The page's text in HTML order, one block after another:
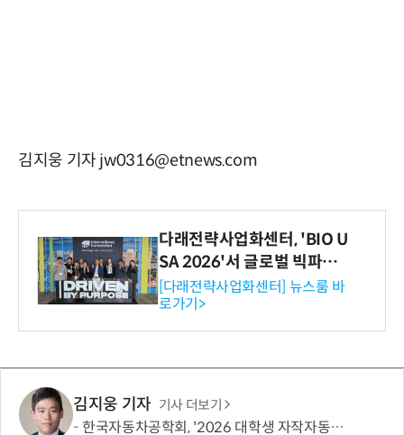
김지웅 기자 jw0316@etnews.com
다래전략사업화센터, 'BIO U
SA 2026'서 글로벌 빅파마
와의 비즈니스 미팅 지원…K
-바이오 해외 진출 교두보 확
보
[다래전략사업화센터] 뉴스룸 바
로가기>
김지웅 기자 기사 더보기
한국자동차공학회, '2026 대학생 자작자동차대회 포뮬러 부문' 개최